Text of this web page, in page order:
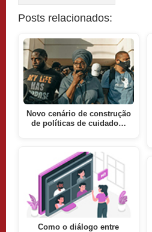
Posts relacionados:
Novo cenário de construção
de políticas de cuidado…
Como o diálogo entre